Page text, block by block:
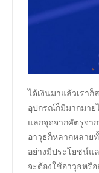
ได้เงินมาแล้วเรา
อุปกรณ์ก็มีมากมาย
แลกจุดจากศัตรูจา
อาวุธก็หลากหลาย
อย่างมีประโยชน์แ
จะต้องใช้อาวุธหรื